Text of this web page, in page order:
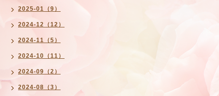
2025-01（9）
2024-12（12）
2024-11（5）
2024-10（11）
2024-09（2）
2024-08（3）